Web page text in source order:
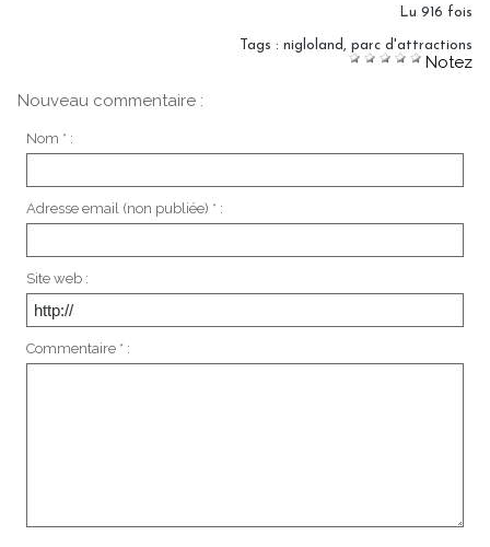
Lu 916 fois
Tags : nigloland parc d'attractions
Notez
Nouveau commentaire :
Nom * :
Adresse email (non publiée) * :
Site web :
Commentaire * :